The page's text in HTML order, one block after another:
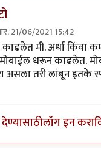
21/06/2021 15:42
toहिरवे बरे आलेत.by
मी. अर्धा किंवा
धरून काढलेत.
असला तरी लांबून इतके
लॉग इन करा